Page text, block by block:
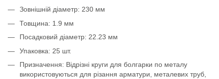
Зовнішній діаметр: 230 мм
Товщина: 1.9 мм
Посадковий діаметр: 22.23 мм
Упаковка: 25 шт.
Призначення: Відрізні круги для болгарки по металу
використовуються для різання арматури, металевих труб,